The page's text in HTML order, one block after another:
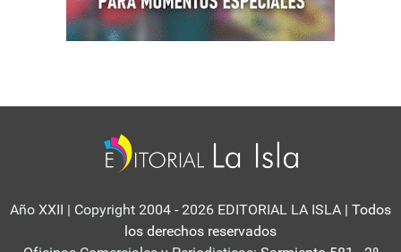
Año XXII | Copyright 2004 - 2026 EDITORIAL LA ISLA | Todos
los derechos reservados